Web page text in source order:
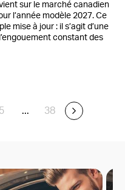
sur le marché canadien
l’année modèle 2027. Ce
mise à jour : il s’agit d’une
constant des
5 ... 38